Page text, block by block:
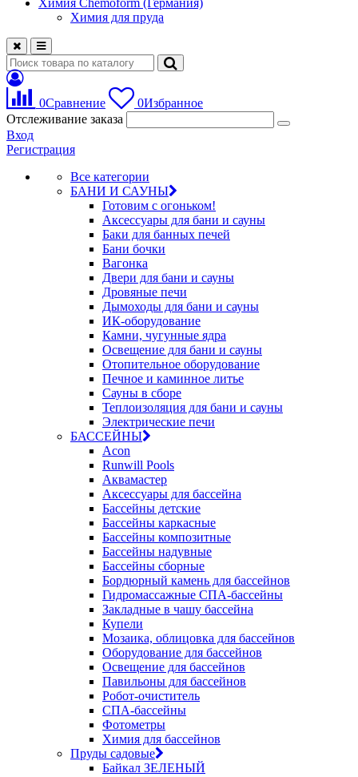
Химия Chemoform (Германия)
Химия для пруда
0Сравнение 0Избранное
Отслеживание заказа
Вход
Регистрация
Все категории
БАНИ И САУНЫ
Готовим с огоньком!
Аксессуары для бани и сауны
Баки для банных печей
Бани бочки
Вагонка
Двери для бани и сауны
Дровяные печи
Дымоходы для бани и сауны
ИК-оборудование
Камни, чугунные ядра
Освещение для бани и сауны
Отопительное оборудование
Печное и каминное литье
Сауны в сборе
Теплоизоляция для бани и сауны
Электрические печи
БАССЕЙНЫ
Acon
Runwill Pools
Аквамастер
Аксессуары для бассейна
Бассейны детские
Бассейны каркасные
Бассейны композитные
Бассейны надувные
Бассейны сборные
Бордюрный камень для бассейнов
Гидромассажные СПА-бассейны
Закладные в чашу бассейна
Купели
Мозаика, облицовка для бассейнов
Оборудование для бассейнов
Освещение для бассейнов
Павильоны для бассейнов
Робот-очиститель
СПА-бассейны
Фотометры
Химия для бассейнов
Пруды садовые
Байкал ЗЕЛЕНЫЙ